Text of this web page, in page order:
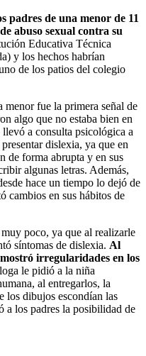
padres de una menor de 11
abuso sexual contra su
Educativa Técnica
y los hechos habrían
de los patios del colegio
fue la primera señal de
algo que no estaba bien en
a consulta psicológica a
dislexia, ya que en
de forma abrupta y en sus
algunas letras. Además,
hace un tiempo lo dejó de
cambios en sus hábitos de
poco, ya que al realizarle
síntomas de dislexia. Al
irregularidades en los
le pidió a la niña
al entregarlos, la
los dibujos escondían las
a los padres la posibilidad de